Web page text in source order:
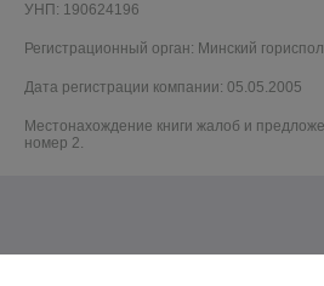
УНП: 190624196
Регистрационный орган: Минский
Дата регистрации компании: 05.05.2005
Местонахождение книги жалоб и
номер 2.